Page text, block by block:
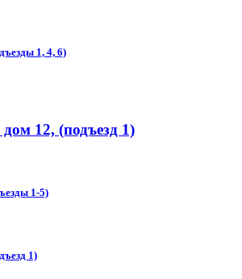
1, 4, 6)
12, (подъезд 1)
1-5)
1)